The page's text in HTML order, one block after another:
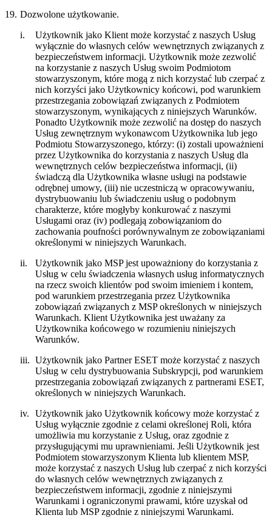
19. Dozwolone użytkowanie.
i.
Użytkownik jako Klient może korzystać z naszych Usług
wyłącznie do własnych celów wewnętrznych związanych z
bezpieczeństwem informacji. Użytkownik może zezwolić
na korzystanie z naszych Usług swoim Podmiotom
stowarzyszonym, które mogą z nich korzystać lub czerpać z
nich korzyści jako Użytkownicy końcowi, pod warunkiem
przestrzegania zobowiązań związanych z Podmiotem
stowarzyszonym, wynikających z niniejszych Warunków.
Ponadto Użytkownik może zezwolić na dostęp do naszych
Usług zewnętrznym wykonawcom Użytkownika lub jego
Podmiotu Stowarzyszonego, którzy: (i) zostali upoważnieni
przez Użytkownika do korzystania z naszych Usług dla
wewnętrznych celów bezpieczeństwa informacji, (ii)
świadczą dla Użytkownika własne usługi na podstawie
odrębnej umowy, (iii) nie uczestniczą w opracowywaniu,
dystrybuowaniu lub świadczeniu usług o podobnym
charakterze, które mogłyby konkurować z naszymi
Usługami oraz (iv) podlegają zobowiązaniom do
zachowania poufności porównywalnym ze zobowiązaniami
określonymi w niniejszych Warunkach.
ii.
Użytkownik jako MSP jest upoważniony do korzystania z
Usług w celu świadczenia własnych usług informatycznych
na rzecz swoich klientów pod swoim imieniem i kontem,
pod warunkiem przestrzegania przez Użytkownika
zobowiązań związanych z MSP określonych w niniejszych
Warunkach. Klient Użytkownika jest uważany za
Użytkownika końcowego w rozumieniu niniejszych
Warunków.
iii. Użytkownik jako Partner ESET może korzystać z naszych
Usług w celu dystrybuowania Subskrypcji, pod warunkiem
przestrzegania zobowiązań związanych z partnerami ESET,
określonych w niniejszych Warunkach.
iv.
Użytkownik jako Użytkownik końcowy może korzystać z
Usług wyłącznie zgodnie z celami określonej Roli, która
umożliwia mu korzystanie z Usług, oraz zgodnie z
przysługującymi mu uprawnieniami. Jeśli Użytkownik jest
Podmiotem stowarzyszonym Klienta lub klientem MSP,
może korzystać z naszych Usług lub czerpać z nich korzyści
do własnych celów wewnętrznych związanych z
bezpieczeństwem informacji, zgodnie z niniejszymi
Warunkami i ograniczonymi prawami, które uzyskał od
Klienta lub MSP zgodnie z niniejszymi Warunkami.